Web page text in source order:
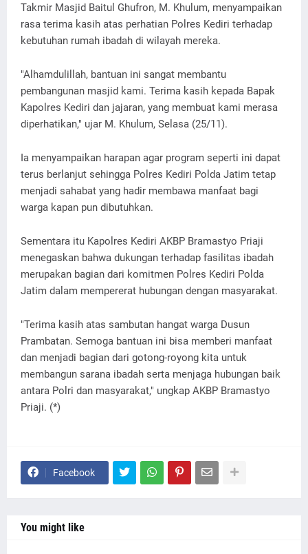
Takmir Masjid Baitul Ghufron, M. Khulum, menyampaikan
rasa terima kasih atas perhatian Polres Kediri terhadap
kebutuhan rumah ibadah di wilayah mereka.
"Alhamdulillah, bantuan ini sangat membantu
pembangunan masjid kami. Terima kasih kepada Bapak
Kapolres Kediri dan jajaran, yang membuat kami merasa
diperhatikan," ujar M. Khulum, Selasa (25/11).
Ia menyampaikan harapan agar program seperti ini dapat
terus berlanjut sehingga Polres Kediri Polda Jatim tetap
menjadi sahabat yang hadir membawa manfaat bagi
warga kapan pun dibutuhkan.
Sementara itu Kapolres Kediri AKBP Bramastyo Priaji
menegaskan bahwa dukungan terhadap fasilitas ibadah
merupakan bagian dari komitmen Polres Kediri Polda
Jatim dalam mempererat hubungan dengan masyarakat.
"Terima kasih atas sambutan hangat warga Dusun
Prambatan. Semoga bantuan ini bisa memberi manfaat
dan menjadi bagian dari gotong-royong kita untuk
membangun sarana ibadah serta menjaga hubungan baik
antara Polri dan masyarakat," ungkap AKBP Bramastyo
Priaji. (*)
Facebook
You might like